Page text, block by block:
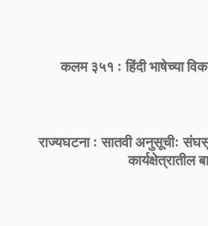
कलम ३५१ : हिंदी भाषेच्या
राज्यघटना : सातवी अनुसूची:
कार्यक्षेत्रातील